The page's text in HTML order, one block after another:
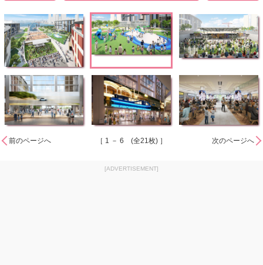
前のページへ ［ 1 － 6 (全21枚) ］ 次のページへ
[ADVERTISEMENT]